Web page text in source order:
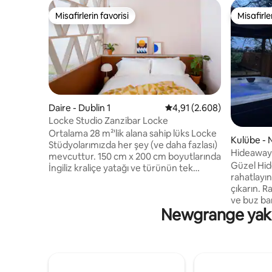
Misafirlerin favorisi
Misafirlerin favorisi
Daire - Dublin 1 5 üzerinden ortalama
4,91 (2.608)
Locke Studio Zanzibar Locke
Ortalama 28 m²'lik alana sahip lüks Locke
Stüdyolarımızda her şey (ve daha fazlası)
mevcuttur. 150 cm x 200 cm boyutlarında
İngiliz kraliçe yatağı ve türünün tek
bulaşık makinesi ve birçok tasarım
pişirme ekipmanı içeren tam donanımlı
Kulübe -
Güzel
çıkarın.
ve buz
romantik
Newgrange